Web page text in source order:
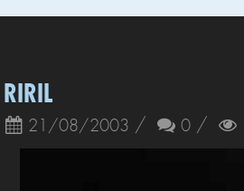
21/08/2003 / 0 /